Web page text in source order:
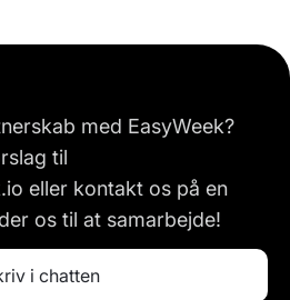
med EasyWeek?
til
eller kontakt os på en
os til at samarbejde!
i chatten